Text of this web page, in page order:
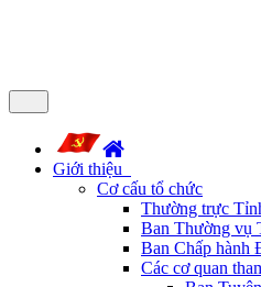
Giới thiệu
Cơ cấu tổ chức
Thường trực
Ban Thường vụ
Ban Chấp hành
Các cơ quan